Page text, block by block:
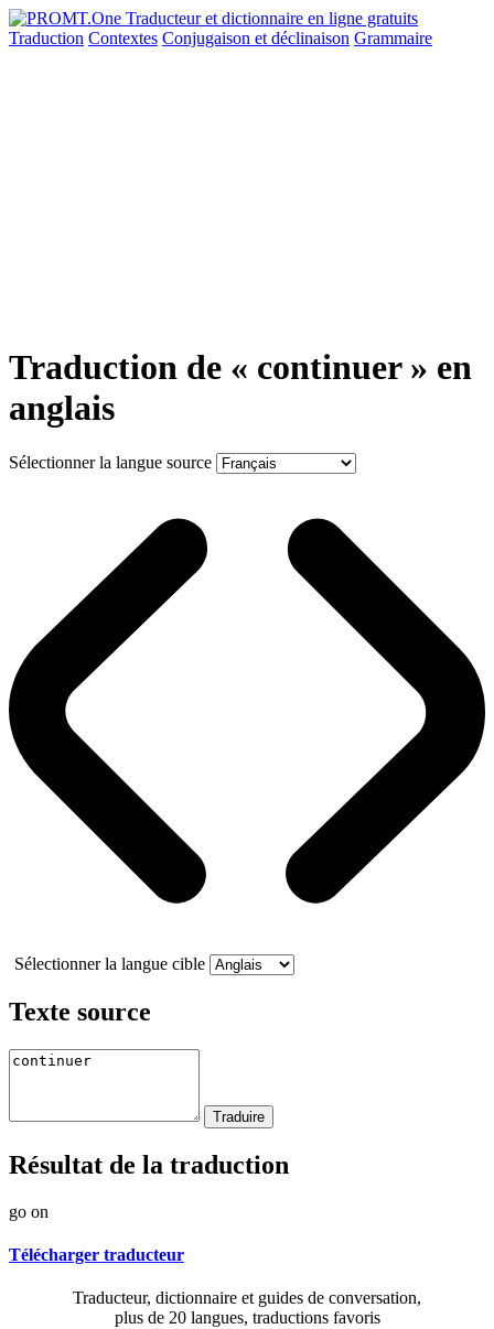
Traduction Contextes Conjugaison et déclinaison Grammaire
Traduction de « continuer » en
anglais
Sélectionner la langue source
Sélectionner la langue cible
Texte source
Résultat de la traduction
go on
Télécharger traducteur
Traducteur, dictionnaire et guides de conversation,
plus de 20 langues, traductions favoris